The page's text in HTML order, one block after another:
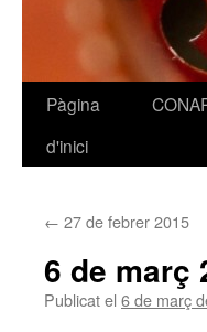
Vés
Pàgina
d'inici
← 27 de febrer 2015
6 de març
Publicat el 6 de març